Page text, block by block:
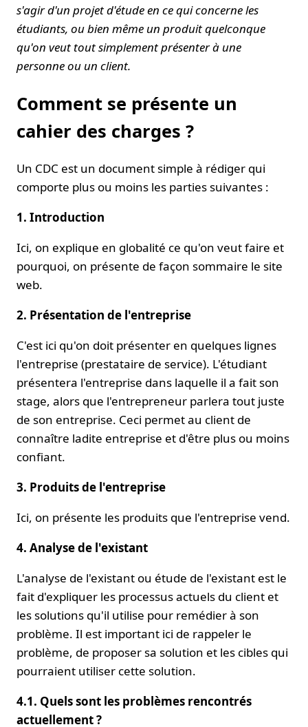
s'agir d'un projet d'étude en ce qui concerne les
étudiants, ou bien même un produit quelconque
qu'on veut tout simplement présenter à une
personne ou un client.
Comment se présente un
cahier des charges ?
Un CDC est un document simple à rédiger qui
comporte plus ou moins les parties suivantes :
1. Introduction
Ici, on explique en globalité ce qu'on veut faire et
pourquoi, on présente de façon sommaire le site
web.
2. Présentation de l'entreprise
C'est ici qu'on doit présenter en quelques lignes
l'entreprise (prestataire de service). L'étudiant
présentera l'entreprise dans laquelle il a fait son
stage, alors que l'entrepreneur parlera tout juste
de son entreprise. Ceci permet au client de
connaître ladite entreprise et d'être plus ou moins
confiant.
3. Produits de l'entreprise
Ici, on présente les produits que l'entreprise vend.
4. Analyse de l'existant
L'analyse de l'existant ou étude de l'existant est le
fait d'expliquer les processus actuels du client et
les solutions qu'il utilise pour remédier à son
problème. Il est important ici de rappeler le
problème, de proposer sa solution et les cibles qui
pourraient utiliser cette solution.
4.1. Quels sont les problèmes rencontrés
actuellement ?